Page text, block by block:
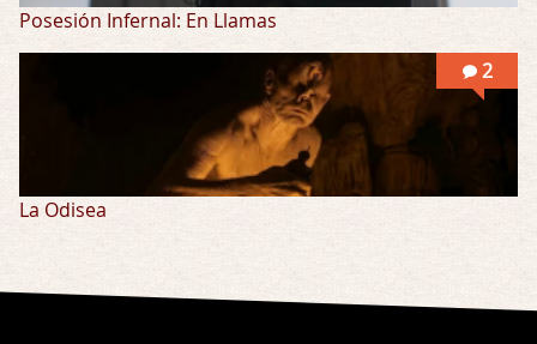
Posesión Infernal: En Llamas
2
La Odisea